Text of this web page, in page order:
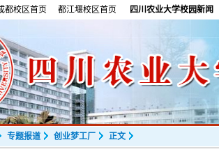
都校区首页 都江堰校区首页 四川农业大学校园新闻
专题报道 创业梦工厂 正文